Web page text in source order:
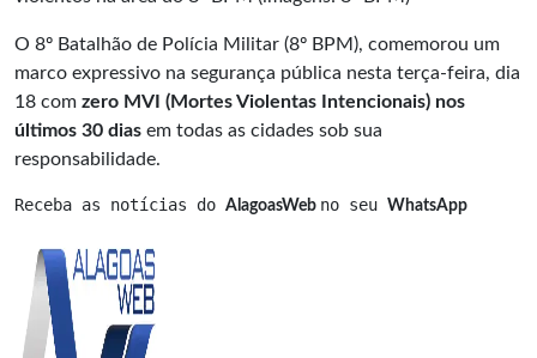
O 8º Batalhão de Polícia Militar (8º BPM), comemorou um
marco expressivo na segurança pública nesta terça-feira, dia
18 com zero MVI (Mortes Violentas Intencionais) nos
últimos 30 dias em todas as cidades sob sua
responsabilidade.
Receba as notícias do AlagoasWeb no seu WhatsApp